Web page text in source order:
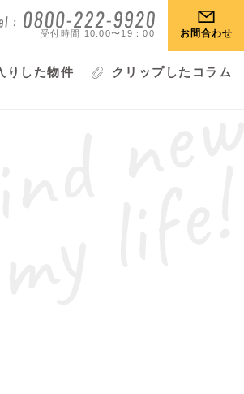
受付時間 10:00〜19：00 お問合わせ
りした物件 クリップしたコラム